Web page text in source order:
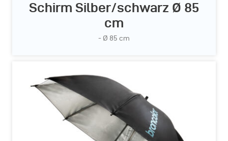
Schirm Silber/schwarz Ø 85
cm
- Ø 85 cm